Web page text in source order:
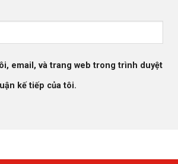
email, và trang web trong trình duyệt
kế tiếp của tôi.